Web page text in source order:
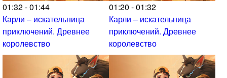
01:32 - 01:44
Карли – искательница
приключений. Древнее
королевство
01:20 - 01:32
Карли – искательница
приключений. Древнее
королевство